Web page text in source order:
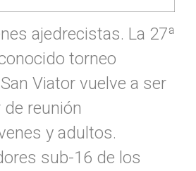
ajedrecistas. La 27ª
torneo
Viator vuelve a ser
reunión
y adultos.
sub-16 de los